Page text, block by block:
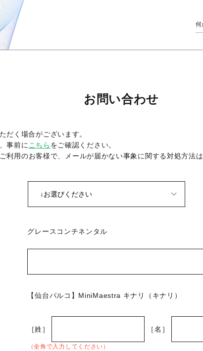
お問い合わせ
だく場合がございます。
事前に こちら をご確認ください。
利用のお客様で、メールが届かない事象に関する対処方法は
グレースコンチネンタル
【仙台パルコ】MiniMaestra キナリ（キナリ）
［姓］ ［名］
（全角で入力してください）